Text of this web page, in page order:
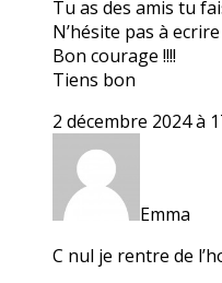
Tu as des amis tu
N’hésite pas à
Bon courage !!!!
Tiens bon
2 décembre 2024 à
Emma
C nul je rentre de